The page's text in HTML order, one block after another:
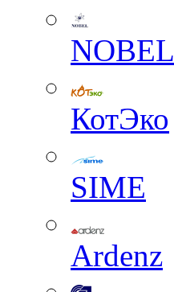
NOBEL
КотЭко
SIME
Ardenz